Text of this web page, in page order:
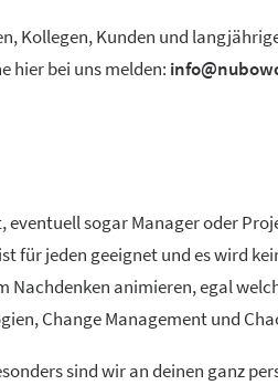
Kollegen, Kunden und
hier bei uns melden:
sogar Manager oder
für jeden geeignet und es wird
Nachdenken animieren, egal
Change Management und
sind wir an deinen ganz